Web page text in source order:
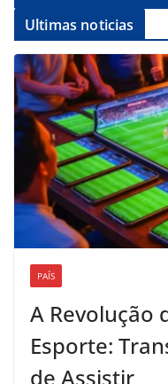
Ultimas noticias
PAÍS
A Revolução
Esporte:
de Assistir